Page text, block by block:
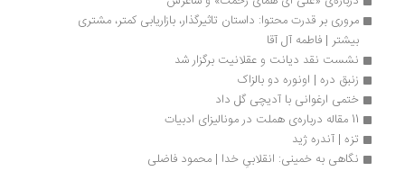
مروری بر قدرت محتوا: داستان تاثیرگذار، بازاریابی کمتر، مشتری
بیشتر | فاطمه آل آقا
نشست نقد دیانت و عقلانیت برگزار شد
زنبق دره | اونوره دو بالزاک
ختمی ارغوانی با آدیچی گل داد
تزه | آندره ژید
نگاهی به خمینی: انقلابیِ خدا | محمود فاضلی